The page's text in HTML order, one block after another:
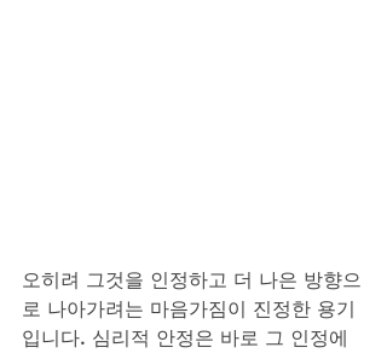
오히려 그것을 인정하고 더 나은 방향으
로 나아가려는 마음가짐이 진정한 용기
입니다. 심리적 안정은 바로 그 인정에